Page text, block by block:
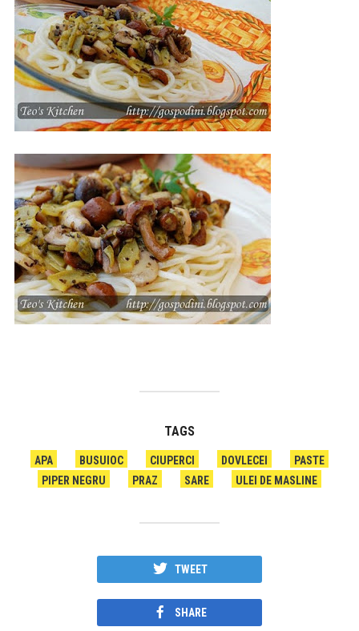
TAGS
APA BUSUIOC CIUPERCI DOVLECEI
PASTE
PIPER NEGRU
PRAZ SARE ULEI DE MASLINE
TWEET
SHARE